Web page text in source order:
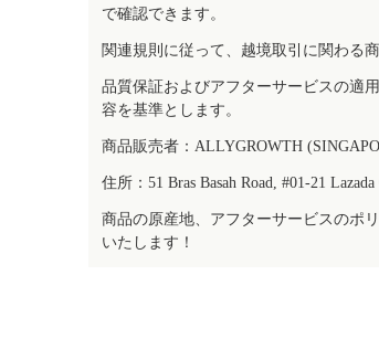
で確認できます。
関連規則に従って、越境取引に関わる
品質保証およびアフターサービスの適
容を基準とします。
商品販売者：ALLYGROWTH
住所：51 Bras Basah Road, #01-21 Lazada
商品の原産地、アフターサービスのポ
いたします！